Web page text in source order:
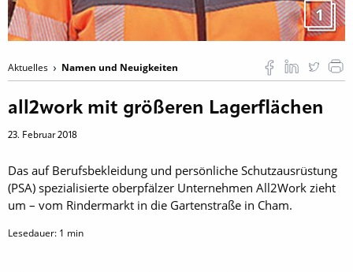
1
Aktuelles Namen und Neuigkeiten
all2work mit größeren Lagerflächen
23. Februar 2018
Das auf Berufsbekleidung und persönliche Schutzausrüstung
(PSA) spezialisierte oberpfälzer Unternehmen All2Work zieht
um – vom Rindermarkt in die Gartenstraße in Cham.
Lesedauer: 1 min